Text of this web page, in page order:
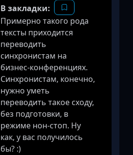
В закладки:
Примерно такого рода
тексты приходится
переводить
синхронистам на
бизнес-конференциях.
Синхронистам, конечно,
нужно уметь
переводить такое сходу,
без подготовки, в
режиме нон-стоп. Ну
как, у вас получилось
бы? :)